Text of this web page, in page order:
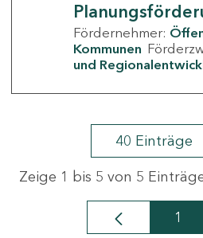
Fördernehmer:
Kommunen
und
40 Einträge
Zeige 1 bis 5 von 5
1